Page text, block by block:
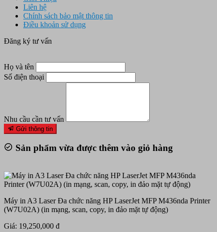
Liên hệ
Chính sách bảo mật thông tin
Điều khoản sử dụng
Đăng ký tư vấn
Họ và tên
Số điện thoại
Nhu cầu cần tư vấn
Gửi thông tin
Sản phẩm vừa được thêm vào giỏ hàng
Máy in A3 Laser Đa chức năng HP LaserJet MFP M436nda Printer
(W7U02A) (in mạng, scan, copy, in đảo mặt tự động)
Giá: 19,250,000 đ